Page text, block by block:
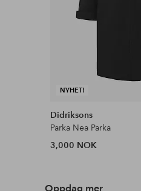
NYHET!
Didriksons
Parka Nea Parka
3,000 NOK
Oppdag mer